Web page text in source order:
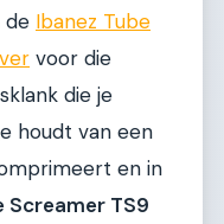
de Ibanez Tube
voor die
die je
houdt van een
en in
Screamer TS9